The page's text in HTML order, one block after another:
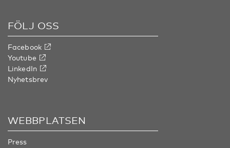
FÖLJ OSS
Facebook
Youtube
LinkedIn
Nyhetsbrev
WEBBPLATSEN
Press